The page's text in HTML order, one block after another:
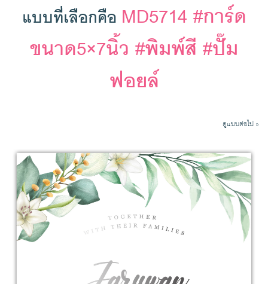
แบบที่เลือกคือ MD5714 #การ์ด
ขนาด5×7นิ้ว #พิมพ์สี #ปั๊ม
ฟอยล์
ดูแบบต่อไป »